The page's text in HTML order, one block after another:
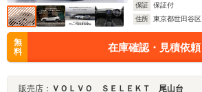
保証
保証付
住所
東京都世田谷区
無
料
在庫確認・見積依頼
販売店： ＶＯＬＶＯ ＳＥＬＥＫＴ 尾山台